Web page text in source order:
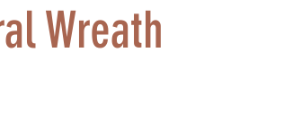
Wreath